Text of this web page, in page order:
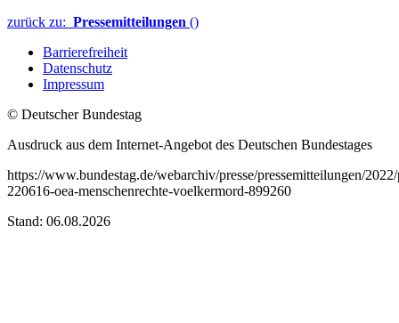
zurück zu: Pressemitteilungen ()
Barrierefreiheit
Datenschutz
Impressum
© Deutscher Bundestag
Ausdruck aus dem Internet-Angebot des Deutschen Bundestages
https://www.bundestag.de/webarchiv/presse/pressemitteilungen/
220616-oea-menschenrechte-voelkermord-899260
Stand: 06.08.2026